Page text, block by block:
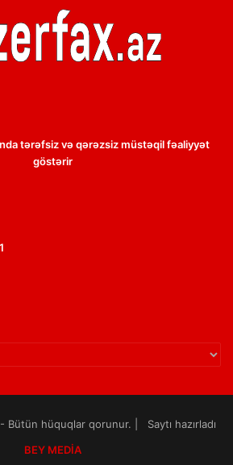
tərəfsiz və qərəzsiz müstəqil fəaliyyət
göstərir
Bütün hüquqlar qorunur. | Saytı hazırladı
BEY MEDİA